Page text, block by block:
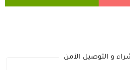
و التوصيل الآمن